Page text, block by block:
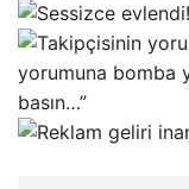
yorumuna bomba
basın…”